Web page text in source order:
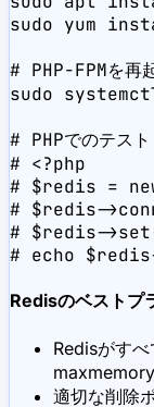
sudo yum
# PHP-FPMを再
sudo
# PHPでのテスト
# <?php
# $redis =
# $redis-
# $redis-
# echo
Redisのベストプ
Redisがす
適切な削除